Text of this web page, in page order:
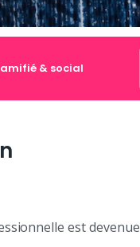
& social
est devenue